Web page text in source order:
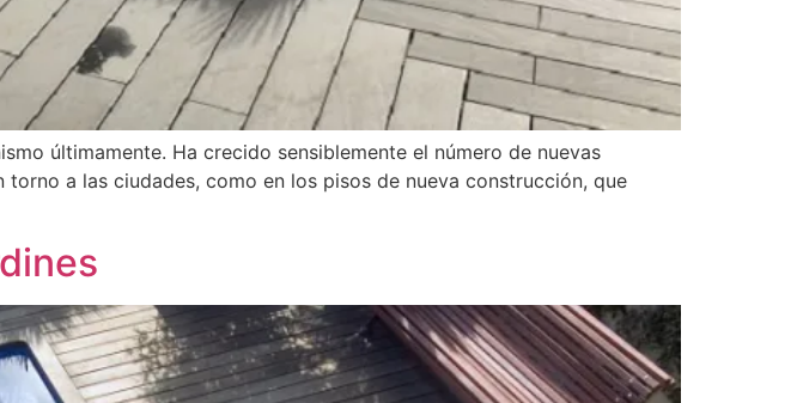
últimamente. Ha crecido sensiblemente el número de nuevas
a las ciudades, como en los pisos de nueva construcción, que